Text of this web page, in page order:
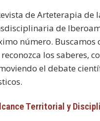
de Arteterapia
de
número. Buscamos
los saberes,
el debate
Territorial y